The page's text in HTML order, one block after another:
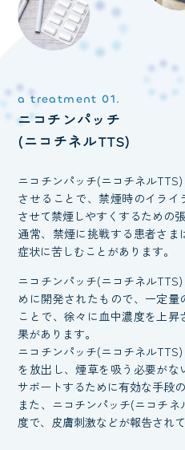
a treatment 01.
ニコチンパッチ
(ニコチネルTTS)
ニコチンパッチ(ニコチネル
させることで、禁煙時のイラ
させて禁煙しやすくするための
通常、禁煙に挑戦する患者さ
症状に苦しむことがあります。
ニコチンパッチ(ニコチネル
めに開発されたもので、一定
ことで、徐々に血中濃度を上
果があります。
ニコチンパッチ(ニコチネル
を放出し、煙草を吸う必要が
サポートするために有効な手段の
また、ニコチンパッチ(ニコチ
度で、皮膚刺激などが報告されて